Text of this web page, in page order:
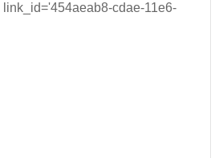
cdae-11e6-